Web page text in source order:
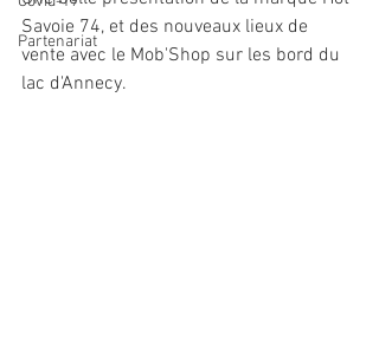
Partenariat
Savoie 74, et des nouveaux lieux de
vente avec le Mob'Shop sur les bord du
lac d'Annecy.